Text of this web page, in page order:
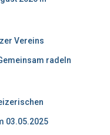
Vereins
radeln
03.05.2025